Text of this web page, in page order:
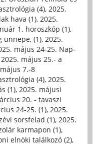
(4), 2025.
hava (1), 2025.
1. horoszkóp (1),
ünnepe, (1), 2025.
május 24-25. Nap-
2025. május 25.- a
7.-8
(4), 2025.
(1), 2025. májusi
20. - tavaszi
24-25. (1), 2025.
sorsfelad (1), 2025.
karmapon (1),
elnöki találkozó (2),